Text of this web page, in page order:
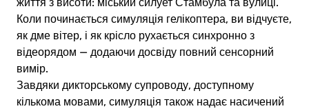
життя з висоти: міський силует Стамбула та вулиці.
Коли починається симуляція гелікоптера, ви відчуєте,
як дме вітер, і як крісло рухається синхронно з
відеорядом — додаючи досвіду повний сенсорний
вимір.
Завдяки дикторському супроводу, доступному
кількома мовами, симуляція також надає насичений